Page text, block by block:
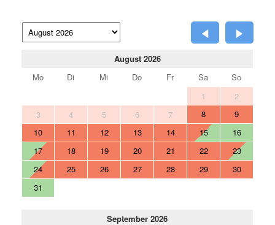
August 2026
Mo
Di Mi Do Fr Sa
So
1
2
3
4 5 6 7 8
9
10
11 12 13 14 15
16
17
18 19 20 21 22
23
24
25 26 27 28 29
30
31
September 2026